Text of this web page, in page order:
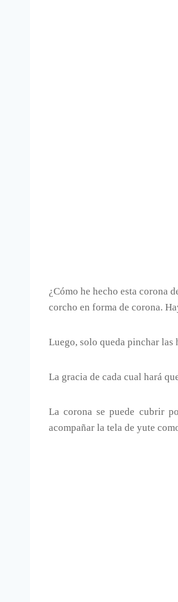
¿Cómo he hecho esta corona
corcho en forma de corona.
Luego, solo queda pinchar las
La gracia de cada cual hará
La corona se puede cubrir
acompañar la tela de yute